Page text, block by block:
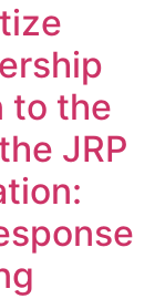
to the
JRP